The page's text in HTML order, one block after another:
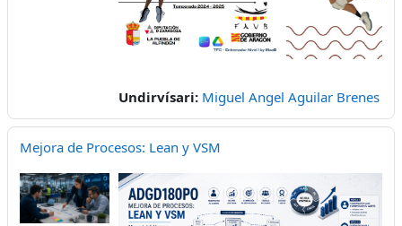
Undirvísari: Miguel Angel Aguilar Brenes
Mejora de Procesos: Lean y VSM